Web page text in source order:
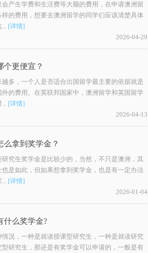
产生学费和生活费等大额的费用，在申请澳洲留
的费用，想要去澳洲留学的同学们应该清楚具体
[详情]
2026-04-29
个更便宜？
多，一个人是否适合出国留学最主要的依据就是
的费用。在英联邦国家中，澳洲留学和英国留学
[详情]
2026-04-13
么拿到奖学金？
究生奖学金是比较少的，当然，不只是澳洲，其
是如此，但如果想拿到奖学金，也是有一定办法
[详情]
2026-01-04
什么奖学金?
况，一种是就读授课型研究生，一种是就读研究
研究生，那还是有奖学金可以申请的，一般是有